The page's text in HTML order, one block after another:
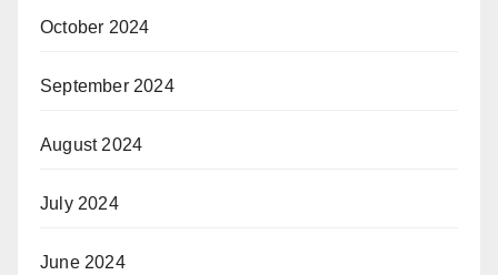
October 2024
September 2024
August 2024
July 2024
June 2024